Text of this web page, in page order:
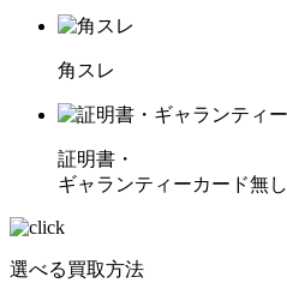
角スレ
証明書・
ギャランティーカード無し
選べる買取方法